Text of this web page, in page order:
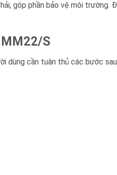
góp phần bảo vệ môi trường.
S
dùng cần tuân thủ các bước